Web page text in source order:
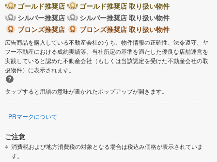
ゴールド推奨店
ゴールド推奨店 取り扱い物件
シルバー推奨店
シルバー推奨店 取り扱い物件
ブロンズ推奨店
ブロンズ推奨店 取り扱い物件
広告商品を購入している不動産会社のうち、物件情報の正確性、法令遵守、ヤ
フー不動産における成約実績等、当社所定の基準を満たした優良な店舗運営を
実践していると認めた不動産会社（もしくは当該認定を受けた不動産会社の取
扱物件）に表示されます。
タップすると用語の意味が書かれたポップアップが開きます。
PRマークについて
ご注意
消費税および地方消費税の対象となる場合は税込み価格が表示されていま
す。